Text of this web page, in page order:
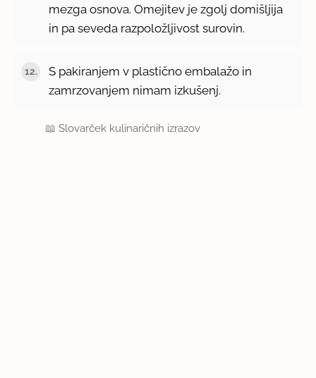
mezga osnova. Omejitev je zgolj domišljija
in pa seveda razpoložljivost surovin.
S pakiranjem v plastično embalažo in
zamrzovanjem nimam izkušenj.
📖Slovarček kulinaričnih izrazov